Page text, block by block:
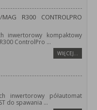
R300 CONTROLPRO
inwertorowy kompaktowy
ControlPro ...
WIĘCEJ…
inwertorowy półautomat
do spawania ...